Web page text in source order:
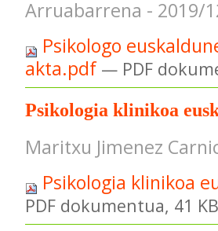
Arruabarrena - 2019/
Psikologo
akta.pdf — PDF
Psikologia klinikoa
Maritxu Jimenez
Psikologia klinikoa
PDF dokumentua, 41